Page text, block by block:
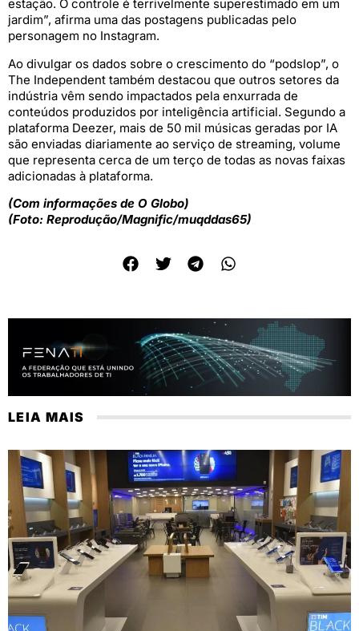
estação. O controle é terrivelmente superestimado em um
jardim”, afirma uma das postagens publicadas pelo
personagem no Instagram.
Ao divulgar os dados sobre o crescimento do “podslop”, o
The Independent também destacou que outros setores da
indústria vêm sendo impactados pela enxurrada de
conteúdos produzidos por inteligência artificial. Segundo a
plataforma Deezer, mais de 50 mil músicas geradas por IA
são enviadas diariamente ao serviço de streaming, volume
que representa cerca de um terço de todas as novas faixas
adicionadas à plataforma.
(Com informações de O Globo)
(Foto: Reprodução/Magnific/muqddas65)
LEIA MAIS